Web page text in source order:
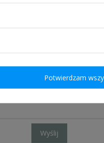
produktu. Postaramy się
Wyślij
Potwierdzam